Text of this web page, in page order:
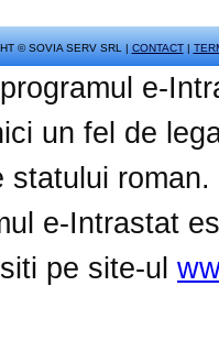
© SOVIA SERV SRL | CONTACT|
e-
un fel de
statului
e-Intrastat
pe site-ul